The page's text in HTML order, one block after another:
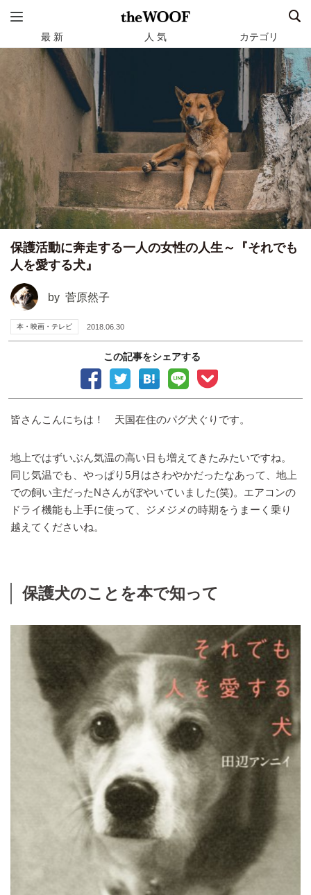
最 新 人 気 カテゴリ
保護活動に奔走する一人の女性の人生～『それでも
人を愛する犬』
by 菅原然子
本・映画・テレビ 2018.06.30
この記事をシェアする
皆さんこんにちは！ 天国在住のパグ犬ぐりです。
地上ではずいぶん気温の高い日も増えてきたみたいですね。
同じ気温でも、やっぱり5月はさわやかだったなあって、地上
での飼い主だったNさんがぼやいていました(笑)。エアコンの
ドライ機能も上手に使って、ジメジメの時期をうまーく乗り
越えてくださいね。
保護犬のことを本で知って